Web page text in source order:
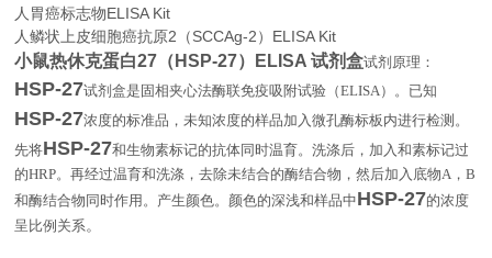
人胃癌标志物ELISA Kit
人鳞状上皮细胞癌抗原2（SCCAg-2）ELISA Kit
小鼠热休克蛋白27（HSP-27）ELISA 试剂盒试剂原理：
HSP-27试剂盒是固相夹心法酶联免疫吸附试验（ELISA）。已知
HSP-27浓度的标准品，未知浓度的样品加入微孔酶标板内进行检测。
先将HSP-27和生物素标记的抗体同时温育。洗涤后，加入和素标记过
的HRP。再经过温育和洗涤，去除未结合的酶结合物，然后加入底物A ，B
和酶结合物同时作用。产生颜色。颜色的深浅和样品中HSP-27的浓度
呈比例关系。